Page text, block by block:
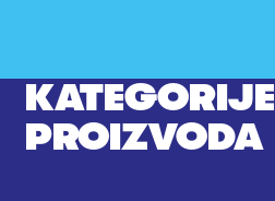
KATEGORIJE
PROIZVODA